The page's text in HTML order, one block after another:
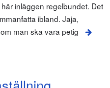
inläggen regelbundet. Det
ibland. Jaja,
man ska vara petig